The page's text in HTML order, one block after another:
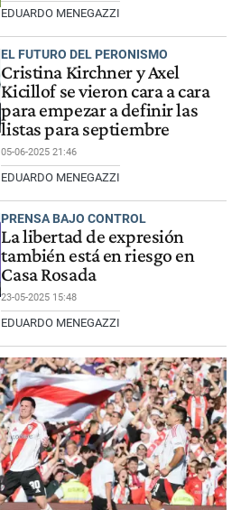
EDUARDO MENEGAZZI
EL FUTURO DEL PERONISMO
Cristina Kirchner y Axel
Kicillof se vieron cara a cara
para empezar a definir las
listas para septiembre
05-06-2025 21:46
EDUARDO MENEGAZZI
PRENSA BAJO CONTROL
La libertad de expresión
también está en riesgo en
Casa Rosada
23-05-2025 15:48
EDUARDO MENEGAZZI